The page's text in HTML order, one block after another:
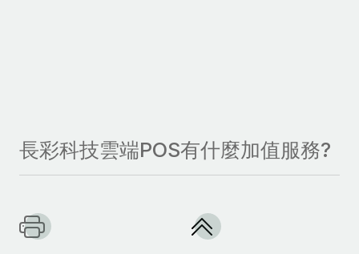
長彩科技雲端POS有什麼加值服務?